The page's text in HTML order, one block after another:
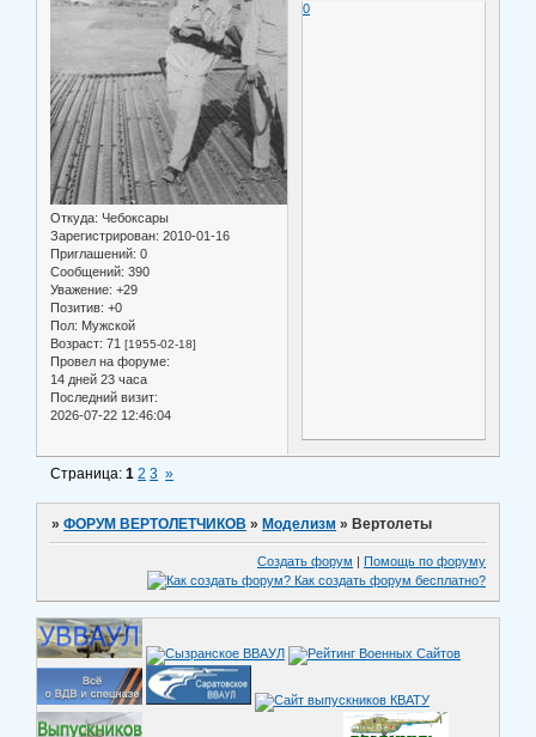
Откуда: Чебоксары
Зарегистрирован: 2010-01-16
Приглашений: 0
Сообщений: 390
Уважение: +29
Позитив: +0
Пол: Мужской
Возраст: 71 [1955-02-18]
Провел на форуме:
14 дней 23 часа
Последний визит:
2026-07-22 12:46:04
0
Страница:1 2 3 »
»ФОРУМ ВЕРТОЛЕТЧИКОВ »Моделизм »Вертолеты
Создать форум Помощь по форуму